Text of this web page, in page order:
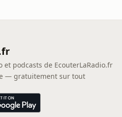
et podcasts de EcouterLaRadio.fr
— gratuitement sur tout